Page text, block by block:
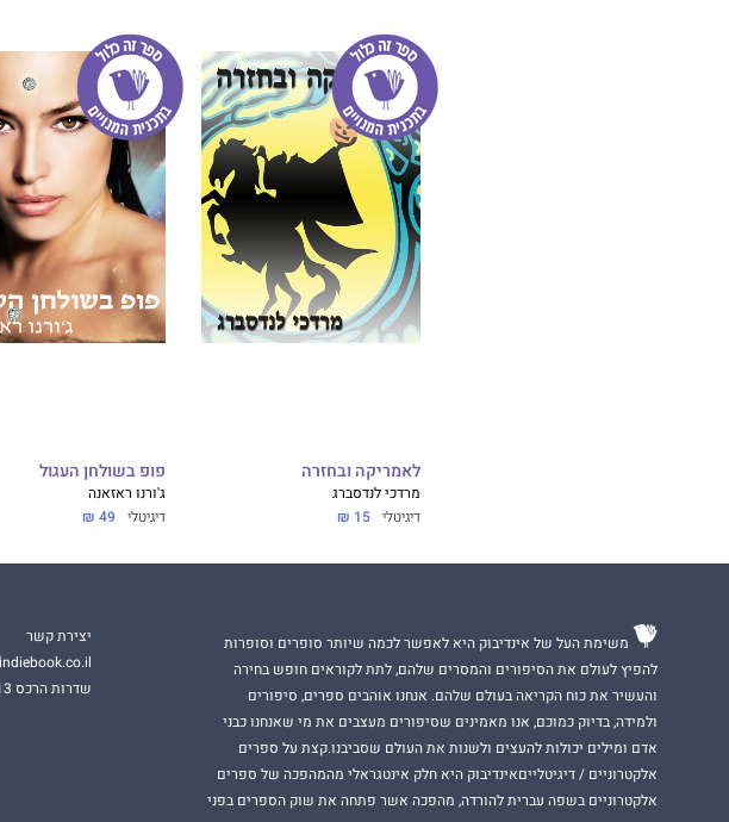
לאמריקה ובחזרה
מרדכי לנדסברג
דיגיטלי 15 ₪
פופ בשולחן העגול
ג'ורנו ראזאנה
דיגיטלי 49 ₪
משימת העל של אינדיבוק היא לאפשר לכמה שיותר סופרים וסופרות
להפיץ לעולם את הסיפורים והמסרים שלהם, לתת לקוראים חופש בחירה
והעשיר את כוח הקריאה בעולם שלהם. אנחנו אוהבים ספרים, סיפורים
ולמידה, בדיוק כמוכם, אנו מאמינים שסיפורים מעצבים את מי שאנחנו כבני
אדם ומילים יכולות להעצים ולשנות את העולם שסביבנו.קצת על ספרים
אלקטרוניים / דיגיטלייםאינדיבוק היא חלק אינטגראלי מהמהפכה של ספרים
אלקטרוניים בשפה עברית להורדה, מהפכה אשר פתחה את שוק הספרים בפני
יצירת קשר
שדרות הרכס 13, מודיעין